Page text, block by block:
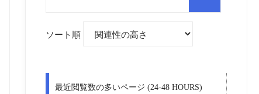
ソート順
最近閲覧数の多いページ (24-48 HOURS)